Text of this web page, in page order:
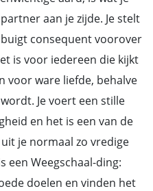
aan je zijde. Je stelt
consequent voorover
is voor iedereen die kijkt
voor ware liefde, behalve
Je voert een stille
en het is een van de
je normaal zo vredige
een Weegschaal-ding:
doelen en vinden het